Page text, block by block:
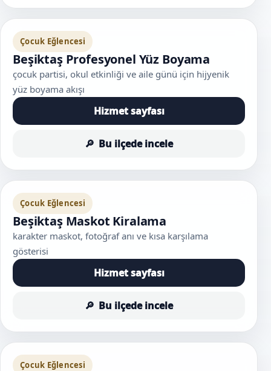
Çocuk Eğlencesi
Beşiktaş Profesyonel Yüz Boyama
çocuk partisi, okul etkinliği ve aile günü için hijyenik
yüz boyama akışı
Hizmet sayfası
Bu ilçede incele
Çocuk Eğlencesi
Beşiktaş Maskot Kiralama
karakter maskot, fotoğraf anı ve kısa karşılama
gösterisi
Hizmet sayfası
Bu ilçede incele
Çocuk Eğlencesi